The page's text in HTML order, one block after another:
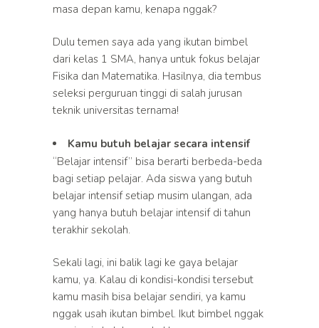
masa depan kamu, kenapa nggak?
Dulu temen saya ada yang ikutan bimbel
dari kelas 1 SMA, hanya untuk fokus belajar
Fisika dan Matematika. Hasilnya, dia tembus
seleksi perguruan tinggi di salah jurusan
teknik universitas ternama!
Kamu butuh belajar secara intensif
“Belajar intensif” bisa berarti berbeda-beda
bagi setiap pelajar. Ada siswa yang butuh
belajar intensif setiap musim ulangan, ada
yang hanya butuh belajar intensif di tahun
terakhir sekolah.
Sekali lagi, ini balik lagi ke gaya belajar
kamu, ya. Kalau di kondisi-kondisi tersebut
kamu masih bisa belajar sendiri, ya kamu
nggak usah ikutan bimbel. Ikut bimbel nggak